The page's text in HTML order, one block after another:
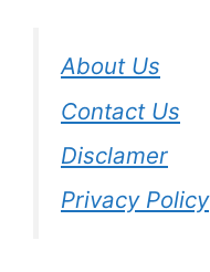
About Us
Contact Us
Disclamer
Privacy Policy